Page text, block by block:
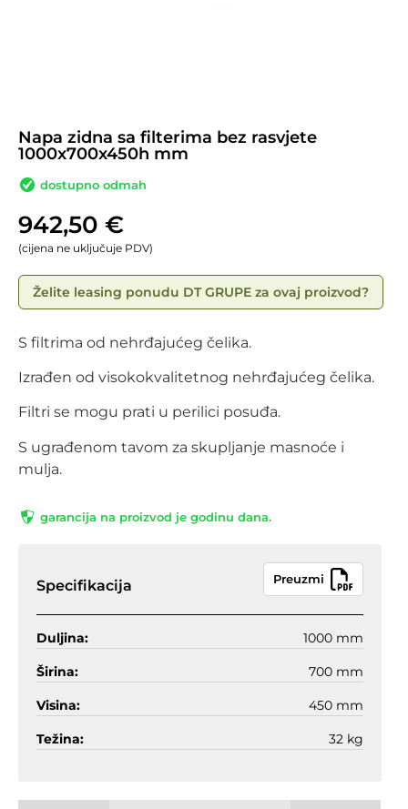
Napa zidna sa filterima bez rasvjete
1000x700x450h mm
dostupno odmah
942,50 €
(cijena ne uključuje PDV)
Želite leasing ponudu DT GRUPE za ovaj proizvod?
S filtrima od nehrđajućeg čelika.
Izrađen od visokokvalitetnog nehrđajućeg čelika.
Filtri se mogu prati u perilici posuđa.
S ugrađenom tavom za skupljanje masnoće i
mulja.
garancija na proizvod je godinu dana.
Specifikacija Preuzmi
Duljina: 1000 mm
Širina: 700 mm
Visina: 450 mm
Težina: 32 kg